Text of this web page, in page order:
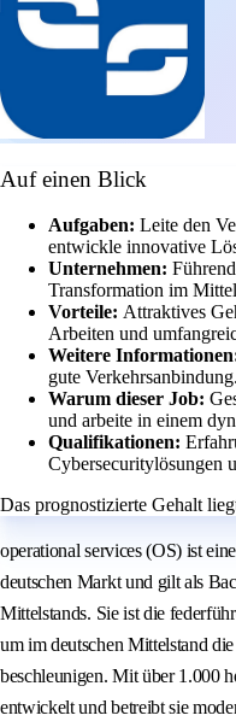
Auf einen Blick
Aufgaben: Leite den
entwickle innovative
Unternehmen:
Transformation im
Vorteile: Attraktives
Arbeiten und
Weitere
gute Verkehrsanbindung.
Warum dieser Job:
und arbeite in einem
Qualifikationen:
Cybersecuritylösungen
Das prognostizierte Gehalt
operational services (OS) ist
deutschen Markt und gilt als
Mittelstands. Sie ist die
um im deutschen Mittelstand
beschleunigen. Mit über 1.000
entwickelt und betreibt sie